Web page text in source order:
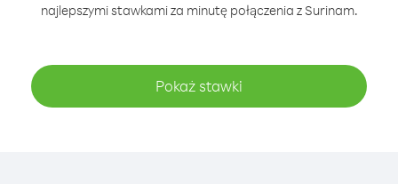
najlepszymi stawkami za minutę połączenia z Surinam.
Pokaż stawki